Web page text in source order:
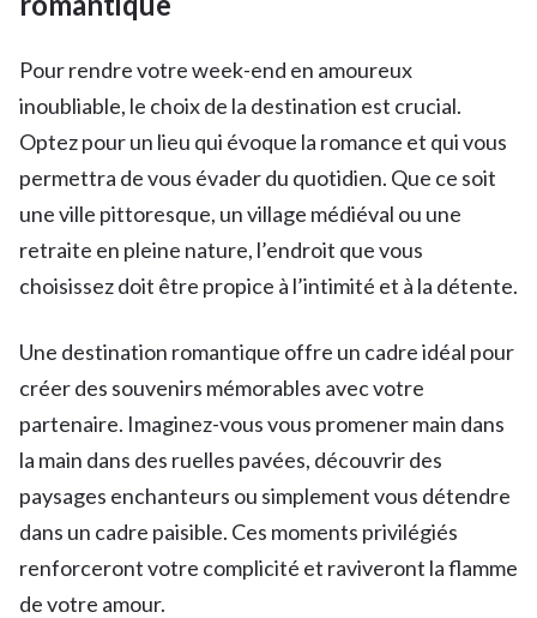
Pour rendre votre week-end en amoureux
inoubliable, le choix de la destination est crucial.
Optez pour un lieu qui évoque la romance et qui vous
permettra de vous évader du quotidien. Que ce soit
une ville pittoresque, un village médiéval ou une
retraite en pleine nature, l’endroit que vous
choisissez doit être propice à l’intimité et à la détente.
Une destination romantique offre un cadre idéal pour
créer des souvenirs mémorables avec votre
partenaire. Imaginez-vous vous promener main dans
la main dans des ruelles pavées, découvrir des
paysages enchanteurs ou simplement vous détendre
dans un cadre paisible. Ces moments privilégiés
renforceront votre complicité et raviveront la flamme
de votre amour.